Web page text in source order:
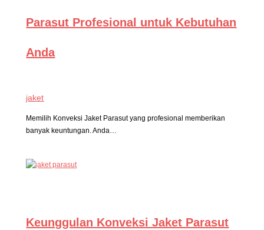
Parasut Profesional untuk Kebutuhan
Anda
jaket
Memilih Konveksi Jaket Parasut yang profesional memberikan
banyak keuntungan. Anda…
Keunggulan Konveksi Jaket Parasut